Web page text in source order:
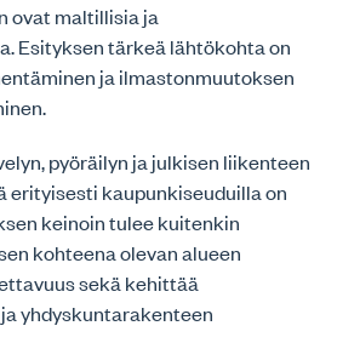
ovat maltillisia ja
Esityksen tärkeä lähtökohta on
ja ilmastonmuutoksen
pyöräilyn ja julkisen liikenteen
erityisesti kaupunkiseuduilla on
keinoin tulee kuitenkin
kohteena olevan alueen
sekä kehittää
yhdyskuntarakenteen